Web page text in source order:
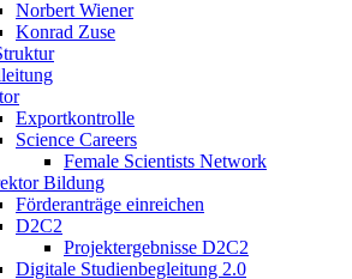
Norbert Wiener
Konrad Zuse
Exportkontrolle
Science Careers
Female Scientists Network
Bildung
Förderanträge einreichen
D2C2
Projektergebnisse D2C2
Digitale Studienbegleitung 2.0